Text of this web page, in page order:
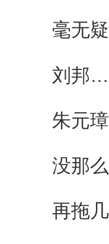
毫无疑
刘邦……
朱元璋
没那么
再拖几